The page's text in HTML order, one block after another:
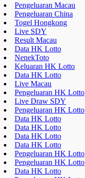
Pengeluaran Macau
Pengeluaran China
Togel Hongkong
Live SDY
Result Macau
Data HK Lotto
NenekToto
Keluaran HK Lotto
Data HK Lotto
Live Macau
Pengeluaran HK Lotto
Live Draw SDY
Pengeluaran HK Lotto
Data HK Lotto
Data HK Lotto
Data HK Lotto
Data HK Lotto
Pengeluaran HK Lotto
Pengeluaran HK Lotto
Data HK Lotto